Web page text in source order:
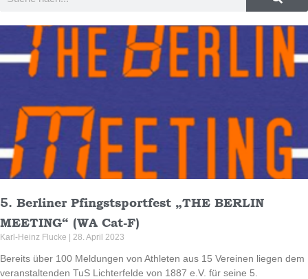
5. Berliner Pfingstsportfest „THE BERLIN
MEETING“ (WA Cat-F)
Karl-Heinz Flucke 28. April 2023
Bereits über 100 Meldungen von Athleten aus 15 Vereinen liegen dem
veranstaltenden TuS Lichterfelde von 1887 e.V. für seine 5.